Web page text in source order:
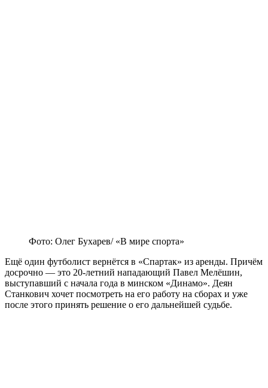
Фото: Олег Бухарев/ «В мире спорта»
Ещё один футболист вернётся в «Спартак» из аренды. Причём
досрочно — это 20-летний нападающий Павел Мелёшин,
выступавший с начала года в минском «Динамо». Деян
Станкович хочет посмотреть на его работу на сборах и уже
после этого принять решение о его дальнейшей судьбе.